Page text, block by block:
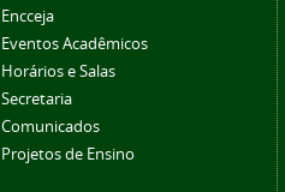
Encceja
Eventos Acadêmicos
Horários e Salas
Secretaria
Comunicados
Projetos de Ensino